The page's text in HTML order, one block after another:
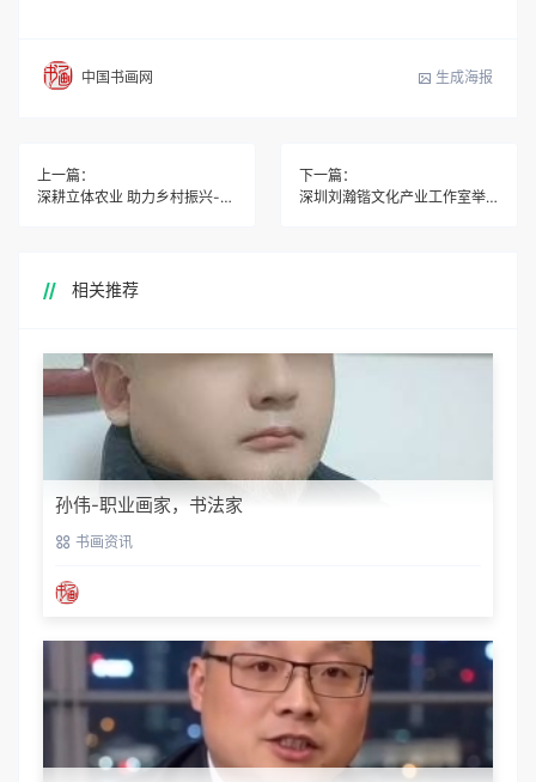
中国书画网 生成海报
上一篇：
深耕立体农业 助力乡村振兴------记企业家郑文林
下一篇：
深圳刘瀚锴文化产业工作室举行揭牌仪式
相关推荐
孙伟-职业画家，书法家
书画资讯